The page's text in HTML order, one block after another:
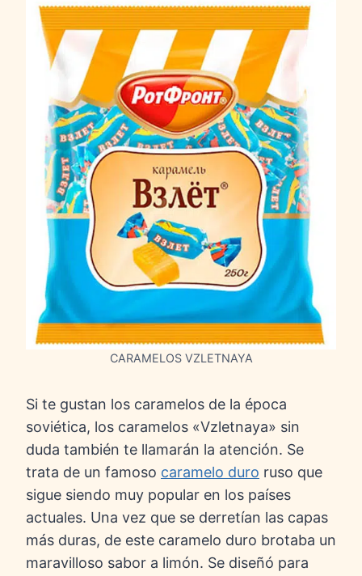
CARAMELOS VZLETNAYA
Si te gustan los caramelos de la época
soviética, los caramelos «Vzletnaya» sin
duda también te llamarán la atención. Se
trata de un famoso caramelo duro ruso que
sigue siendo muy popular en los países
actuales. Una vez que se derretían las capas
más duras, de este caramelo duro brotaba un
maravilloso sabor a limón. Se diseñó para